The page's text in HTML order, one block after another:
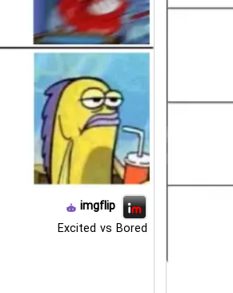
imgflip
Excited vs Bored